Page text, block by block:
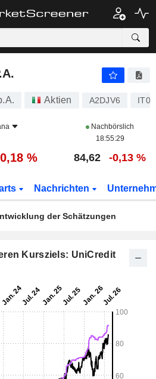
Aktien A2DJV6
Nachbörslich
18:55:29
% 84,62 -0,13 %
Nachrichten
der Schätzungen
Kursziels: UniCredit